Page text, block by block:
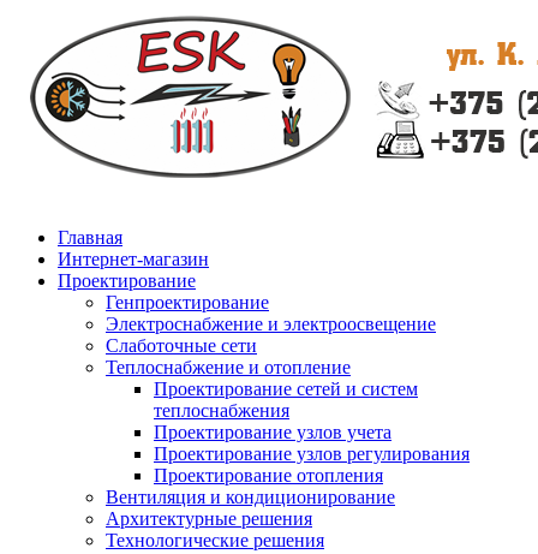
Главная
Интернет-магазин
Проектирование
Генпроектирование
Электроснабжение и электроосвещение
Слаботочные сети
Теплоснабжение и отопление
Проектирование сетей и систем
теплоснабжения
Проектирование узлов учета
Проектирование узлов регулирования
Проектирование отопления
Вентиляция и кондиционирование
Архитектурные решения
Технологические решения